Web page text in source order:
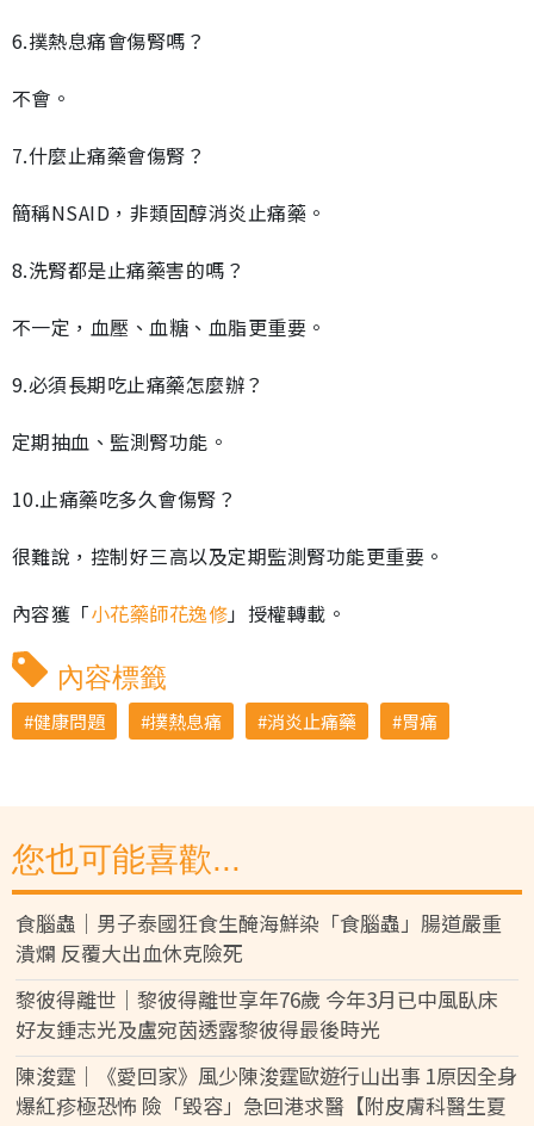
6.撲熱息痛會傷腎嗎？
不會。
7.什麼止痛藥會傷腎？
簡稱NSAID，非類固醇消炎止痛藥。
8.洗腎都是止痛藥害的嗎？
不一定，血壓、血糖、血脂更重要。
9.必須長期吃止痛藥怎麼辦？
定期抽血、監測腎功能。
10.止痛藥吃多久會傷腎？
很難說，控制好三高以及定期監測腎功能更重要。
內容獲「小花藥師花逸修」授權轉載。
內容標籤
健康問題 撲熱息痛 消炎止痛藥 胃痛
您也可能喜歡...
食腦蟲｜男子泰國狂食生醃海鮮染「食腦蟲」腸道嚴重
潰爛 反覆大出血休克險死
黎彼得離世｜黎彼得離世享年76歲 今年3月已中風臥床
好友鍾志光及盧宛茵透露黎彼得最後時光
陳浚霆｜《愛回家》風少陳浚霆歐遊行山出事 1原因全身
爆紅疹極恐怖 險「毀容」急回港求醫【附皮膚科醫生夏